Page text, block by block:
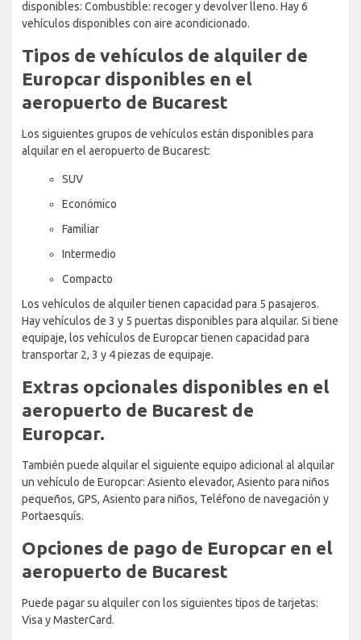
disponibles: Combustible: recoger y devolver lleno. Hay 6
vehículos disponibles con aire acondicionado.
Tipos de vehículos de alquiler de
Europcar disponibles en el
aeropuerto de Bucarest
Los siguientes grupos de vehículos están disponibles para
alquilar en el aeropuerto de Bucarest:
SUV
Económico
Familiar
Intermedio
Compacto
Los vehículos de alquiler tienen capacidad para 5 pasajeros.
Hay vehículos de 3 y 5 puertas disponibles para alquilar. Si tiene
equipaje, los vehículos de Europcar tienen capacidad para
transportar 2, 3 y 4 piezas de equipaje.
Extras opcionales disponibles en el
aeropuerto de Bucarest de
Europcar.
También puede alquilar el siguiente equipo adicional al alquilar
un vehículo de Europcar: Asiento elevador, Asiento para niños
pequeños, GPS, Asiento para niños, Teléfono de navegación y
Portaesquís.
Opciones de pago de Europcar en el
aeropuerto de Bucarest
Puede pagar su alquiler con los siguientes tipos de tarjetas:
Visa y MasterCard.